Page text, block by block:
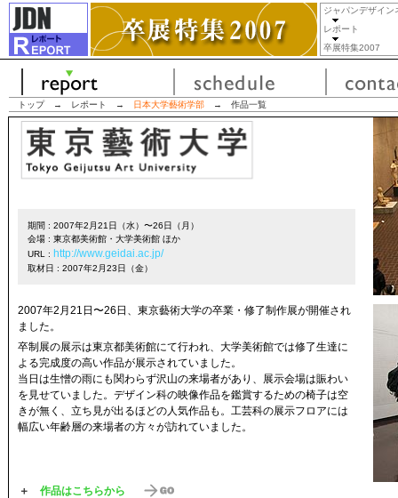
ジャパンデザイン
レポート
卒展特集2007
トップ→ レポート → 日本大学藝術学部 → 作品一覧
期間 : 2007年2月21日（水）〜26日（月）
会場 : 東京都美術館・大学美術館 ほか
URL : http://www.geidai.ac.jp/
取材日 : 2007年2月23日（金）
2007年2月21日〜26日、東京藝術大学の卒業・修了制作展が開催され
ました。
卒制展の展示は東京都美術館にて行われ、大学美術館では修了生達に
よる完成度の高い作品が展示されていました。
当日は生憎の雨にも関わらず沢山の来場者があり、展示会場は賑わい
を見せていました。デザイン科の映像作品を鑑賞するための椅子は空
きが無く、立ち見が出るほどの人気作品も。工芸科の展示フロアには
幅広い年齢層の来場者の方々が訪れていました。
＋ 作品はこちらから